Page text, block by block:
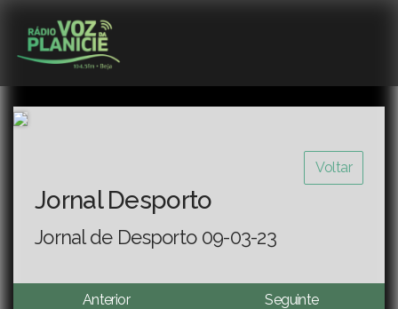
Voltar
Jornal Desporto
Jornal de Desporto 09-03-23
Anterior Seguinte